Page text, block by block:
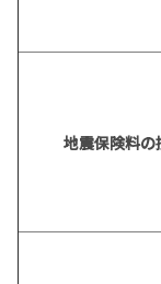
地震保険料の